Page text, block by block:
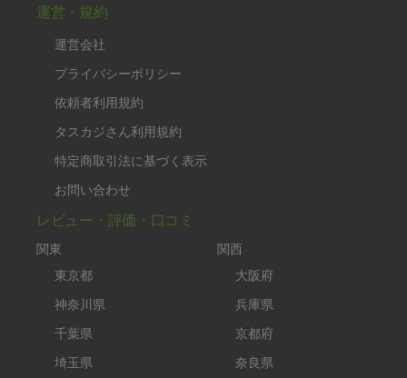
運営・規約
運営会社
プライバシーポリシー
依頼者利用規約
タスカジさん利用規約
特定商取引法に基づく表示
お問い合わせ
レビュー・評価・口コミ
関東
東京都
神奈川県
千葉県
埼玉県
関西
大阪府
兵庫県
京都府
奈良県